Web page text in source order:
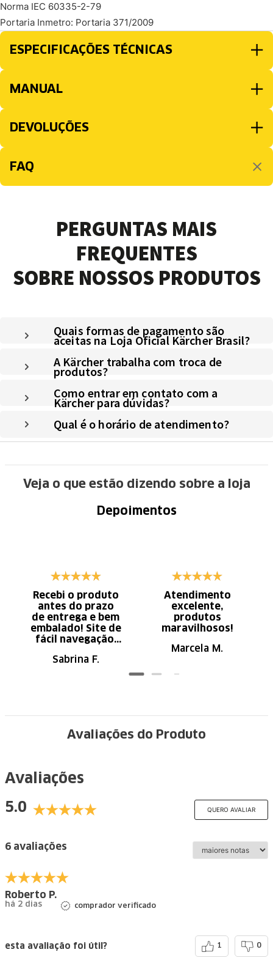
Norma IEC 60335-2-79
Portaria Inmetro: Portaria 371/2009
ESPECIFICAÇÕES TÉCNICAS
MANUAL
DEVOLUÇÕES
FAQ
PERGUNTAS MAIS
FREQUENTES
SOBRE NOSSOS PRODUTOS
Quais formas de pagamento são
aceitas na Loja Oficial Kärcher Brasil?
A Kärcher trabalha com troca de
produtos?
Como entrar em contato com a
Kärcher para dúvidas?
Qual é o horário de atendimento?
Veja o que estão dizendo sobre a loja
Depoimentos
Recebi o produto
antes do prazo
de entrega e bem
embalado! Site de
fácil navegação.
Sabrina F.
Atendimento
excelente,
produtos
maravilhosos!
Marcela M.
Avaliações do Produto
Avaliações
5.0
QUERO AVALIAR
6 avaliações
Roberto P.
há 2 dias comprador verificado
esta avaliação foi útil? 1 0